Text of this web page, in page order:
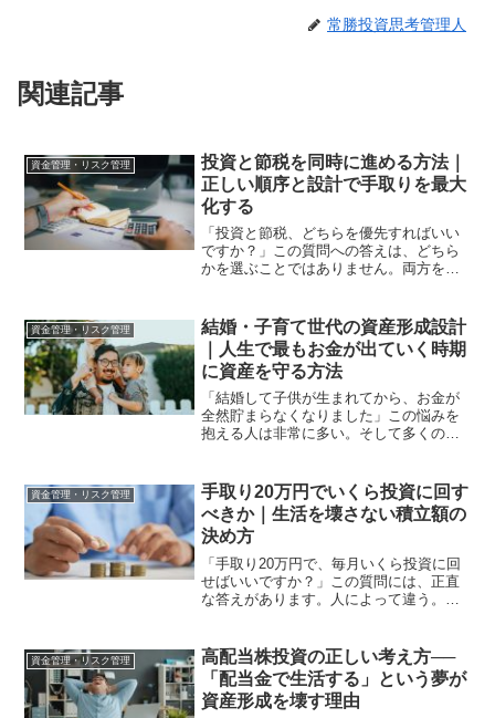
常勝投資思考管理人
関連記事
資金管理・リスク管理
投資と節税を同時に進める方法｜
正しい順序と設計で手取りを最大
化する
「投資と節税、どちらを優先すればいい
ですか？」この質問への答えは、どちら
かを選ぶことではありません。両方を同
の」と捉えています。しかし資産形成に
おいて節税は、投資と同じく...
資金管理・リスク管理
結婚・子育て世代の資産形成設計
｜人生で最もお金が出ていく時期
に資産を守る方法
「結婚して子供が生まれてから、お金が
全然貯まらなくなりました」この悩みを
抱える人は非常に多い。そして多くの場
は人生の中で最もお金が出ていく時期で
す。住居費・教育費・生活...
資金管理・リスク管理
手取り20万円でいくら投資に回す
べきか｜生活を壊さない積立額の
決め方
「手取り20万円で、毎月いくら投資に回
せばいいですか？」この質問には、正直
な答えがあります。人によって違う。し
に回せるか」より先に「いくら投資に回
すべきか」を考えてしま...
資金管理・リスク管理
高配当株投資の正しい考え方──
「配当金で生活する」という夢が
資産形成を壊す理由